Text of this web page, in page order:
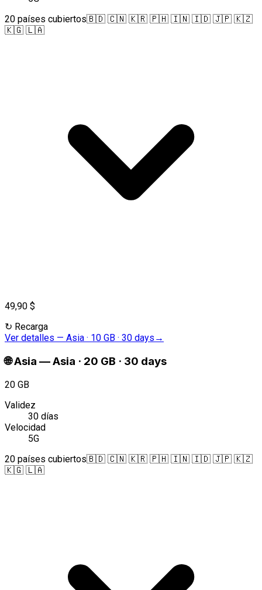
20 países cubiertos🇧🇩 🇨🇳 🇰🇷 🇵🇭 🇮🇳 🇮🇩 🇯🇵 🇰🇿
🇰🇬 🇱🇦
49,90 $
↻ Recarga
Ver detalles — Asia · 10 GB · 30 days →
🌐Asia —Asia · 20 GB · 30 days
20 GB
Validez
30 días
Velocidad
5G
20 países cubiertos🇧🇩 🇨🇳 🇰🇷 🇵🇭 🇮🇳 🇮🇩 🇯🇵 🇰🇿
🇰🇬 🇱🇦